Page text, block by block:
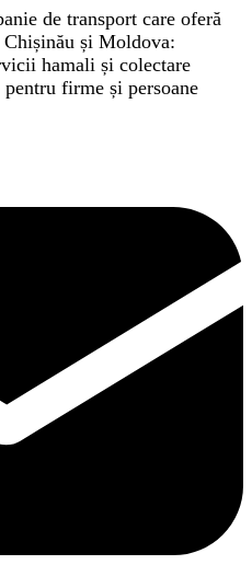
de transport care oferă
și Moldova:
hamali și colectare
firme și persoane